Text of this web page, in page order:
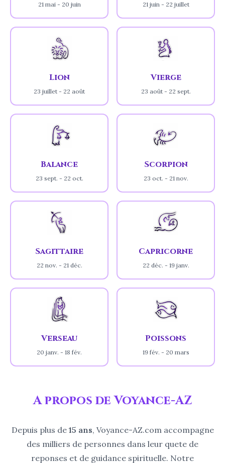
21 mai - 20 juin 21 juin - 22 juillet
Lion
23 juillet - 22 août
Vierge
23 août - 22 sept.
Balance
23 sept. - 22 oct.
Scorpion
23 oct. - 21 nov.
Sagittaire
22 nov. - 21 déc.
Capricorne
22 déc. - 19 janv.
Verseau
20 janv. - 18 fév.
Poissons
19 fév. - 20 mars
A propos de Voyance-AZ
Depuis plus de 15 ans, Voyance-AZ.com accompagne
des milliers de personnes dans leur quete de
reponses et de guidance spirituelle. Notre